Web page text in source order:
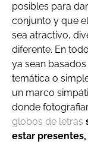
posibles para
conjunto y que
sea atractivo,
diferente. En
ya sean basados
temática o
un marco
donde
globos de letras
estar